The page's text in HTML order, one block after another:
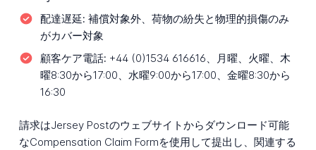
配達遅延: 補償対象外、荷物の紛失と物理的損傷のみ
がカバー対象
顧客ケア電話: +44 (0)1534 616616、月曜、火曜、木
曜8:30から17:00、水曜9:00から17:00、金曜8:30から
16:30
請求はJersey Postのウェブサイトからダウンロード可能
なCompensation Claim Formを使用して提出し、関連する